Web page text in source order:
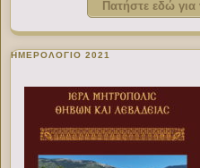
Πατήστε εδώ για
ΗΜΕΡΟΛΟΓΙΟ 2021